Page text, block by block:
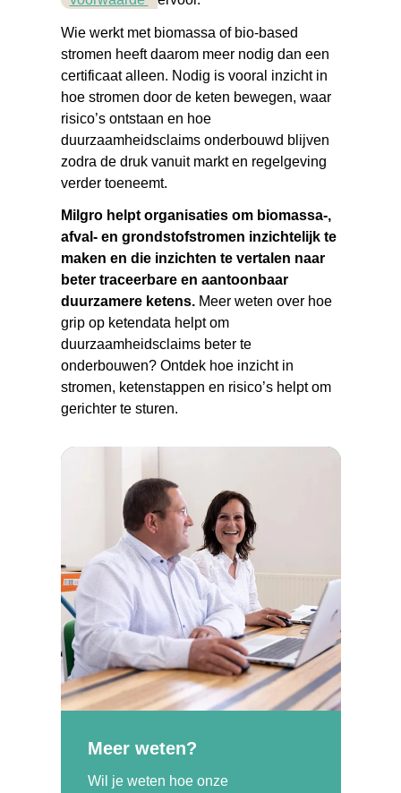
Wie werkt met biomassa of bio-based
stromen heeft daarom meer nodig dan een
certificaat alleen. Nodig is vooral inzicht in
hoe stromen door de keten bewegen, waar
risico’s ontstaan en hoe
duurzaamheidsclaims onderbouwd blijven
zodra de druk vanuit markt en regelgeving
verder toeneemt.
Milgro helpt organisaties om biomassa-,
afval- en grondstofstromen inzichtelijk te
maken en die inzichten te vertalen naar
beter traceerbare en aantoonbaar
duurzamere ketens.Meer weten over hoe
grip op ketendata helpt om
duurzaamheidsclaims beter te
onderbouwen? Ontdek hoe inzicht in
stromen, ketenstappen en risico’s helpt om
gerichter te sturen.
Meer weten?
Wil je weten hoe onze